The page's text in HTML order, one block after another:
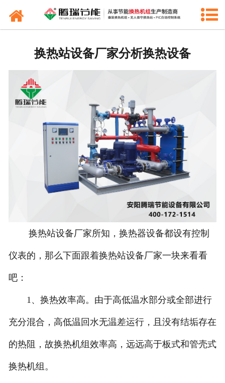
产品中心
联系我们
换热站设备厂家分析换热设备
换热站设备厂家所知，换热器设备都设有控制
仪表的，那么下面跟着换热站设备厂家一块来看看
吧：
1、换热效率高。由于高低温水部分或全部进行
充分混合，高低温回水无温差运行，且没有结垢存在
的热阻，故换热机组效率高，远远高于板式和管壳式
换热机组。